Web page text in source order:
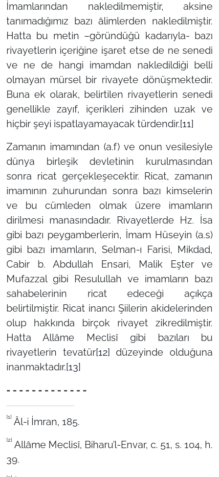
İmamlarından nakledilmemiştir, aksine
tanımadığımız bazı âlimlerden nakledilmiştir.
Hatta bu metin –göründüğü kadarıyla- bazı
rivayetlerin içeriğine işaret etse de ne senedi
ve ne de hangi imamdan nakledildiği belli
olmayan mürsel bir rivayete dönüşmektedir.
Buna ek olarak, belirtilen rivayetlerin senedi
genellikle zayıf, içerikleri zihinden uzak ve
hiçbir şeyi ispatlayamayacak türdendir.[11]
Zamanın imamından (a.f) ve onun vesilesiyle
dünya birleşik devletinin kurulmasından
sonra ricat gerçekleşecektir. Ricat, zamanın
imamının zuhurundan sonra bazı kimselerin
ve bu cümleden olmak üzere imamların
dirilmesi manasındadır. Rivayetlerde Hz. İsa
gibi bazı peygamberlerin, İmam Hüseyin (a.s)
gibi bazı imamların, Selman-ı Farisi, Mikdad,
Cabir b. Abdullah Ensari, Malik Eşter ve
Mufazzal gibi Resulullah ve imamların bazı
sahabelerinin ricat edeceği açıkça
belirtilmiştir. Ricat inancı Şiilerin akidelerinden
olup hakkında birçok rivayet zikredilmiştir.
Hatta Allâme Meclisî gibi bazıları bu
rivayetlerin tevatür[12] düzeyinde olduğuna
inanmaktadır.[13]
- - - - - - - - - - - - -
[1] Âl-i İmran, 185.
[2] Allâme Meclisî, Biharu’l-Envar, c. 51, s. 104, h.
39.